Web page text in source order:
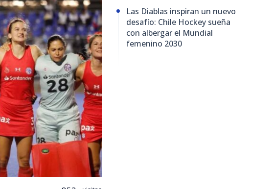
Las Diablas inspiran un nuevo
desafío: Chile Hockey sueña
con albergar el Mundial
femenino 2030